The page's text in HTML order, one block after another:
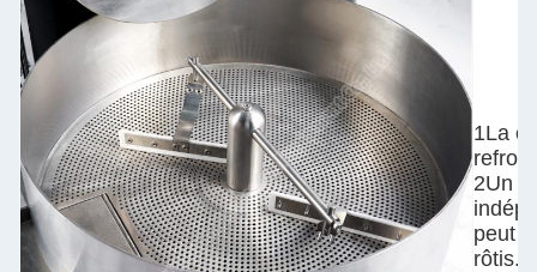
1La
2Un
peut
rôtis.